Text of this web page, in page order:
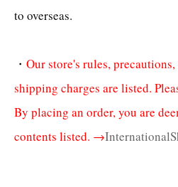
to overseas.
・ Our store's rules,
shipping charges are listed.
By placing an order, you are
contents listed. →